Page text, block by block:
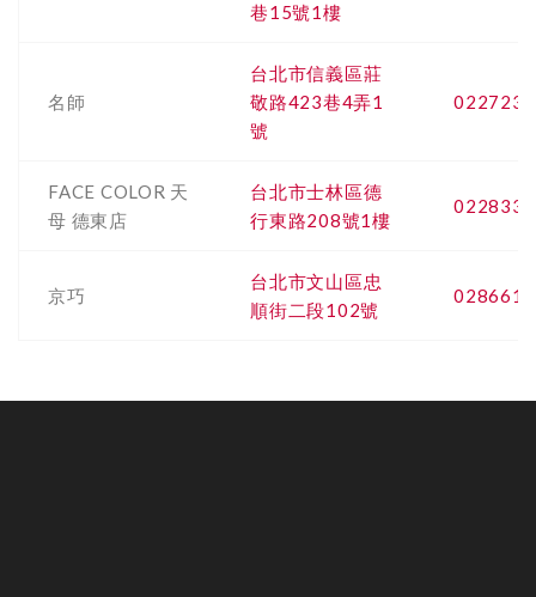
巷15號1樓
名師
台北市信義區莊
敬路423巷4弄1
號
FACE COLOR 天
母 德東店
台北市士林區德
行東路208號1樓
京巧
台北市文山區忠
順街二段102號